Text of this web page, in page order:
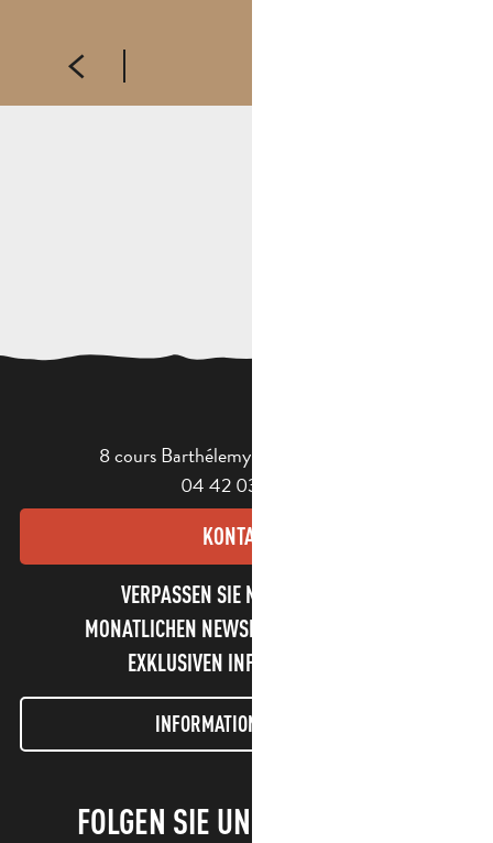
8 cours Barthélemy - 13400 Aubagne
04 42 03 49 98
KONTAKT
VERPASSEN SIE NICHT UNSEREN
MONATLICHEN NEWSLETTER UND UNSERE
EXKLUSIVEN INFORMATIONEN!
INFORMATIONEN LETTER
FOLGEN SIE UNS!